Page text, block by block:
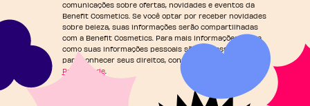
comunicações sobre ofertas, novidades e eventos da
Benefit Cosmetics. Se você optar por receber novidades
sobre beleza, suas informações serão compartilhadas
com a Benefit Cosmetics. Para mais informações sobre
como suas informações pessoais são processadas e
para conhecer seus direitos, consulte nossa
Privacidade.